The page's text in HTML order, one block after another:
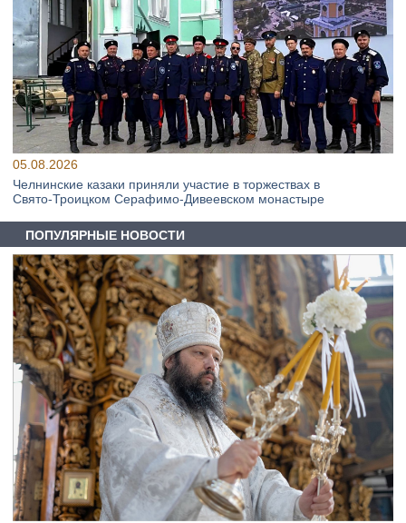
05.08.2026
Челнинские казаки приняли участие в торжествах в
Свято‑Троицком Серафимо‑Дивеевском монастыре
ПОПУЛЯРНЫЕ НОВОСТИ